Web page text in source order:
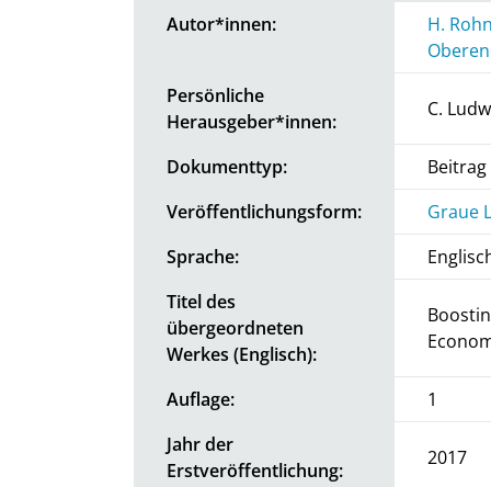
Autor*innen:
H.
Persönliche
Herausgeber*innen:
C.
Dokumenttyp:
Veröffentlichungsform:
Graue
Sprache:
Titel des
übergeordneten
Werkes (Englisch):
Auflage:
1
Jahr der
Erstveröffentlichung:
2017